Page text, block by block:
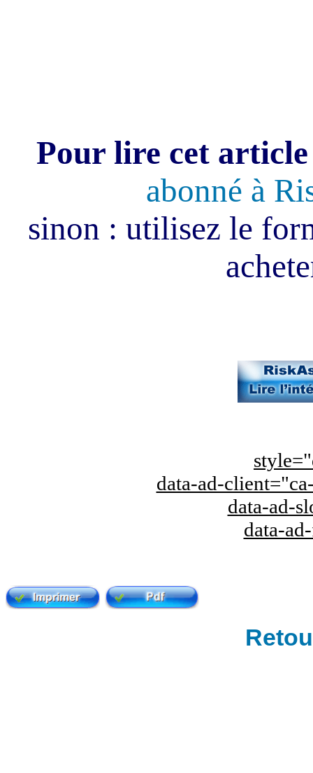
Pour lire cet
abonné à
sinon : utilisez le
data-ad-
data-ad-
data-